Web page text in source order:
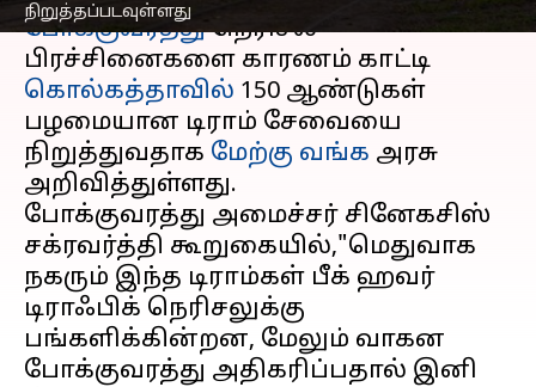
நிறுத்தப்படவுள்ளது
போக்குவரத்துநெரிசல்
பிரச்சினைகளை காரணம் காட்டி
கொல்கத்தாவில் 150 ஆண்டுகள்
பழமையான டிராம் சேவையை
நிறுத்துவதாக மேற்கு வங்க அரசு
அறிவித்துள்ளது.
போக்குவரத்து அமைச்சர் சினேகசிஸ்
சக்ரவர்த்தி கூறுகையில்,"மெதுவாக
நகரும் இந்த டிராம்கள் பீக் ஹவர்
டிராஃபிக் நெரிசலுக்கு
பங்களிக்கின்றன, மேலும் வாகன
போக்குவரத்து அதிகரிப்பதால் இனி